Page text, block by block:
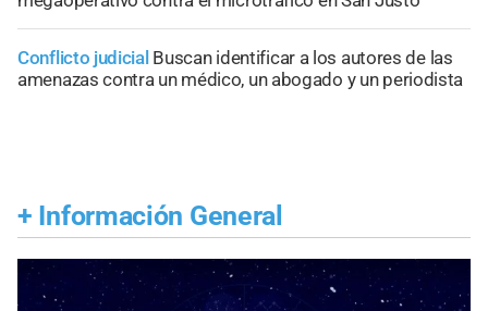
Conflicto judicial Buscan identificar a los autores de las
amenazas contra un médico, un abogado y un periodista
+ Información General